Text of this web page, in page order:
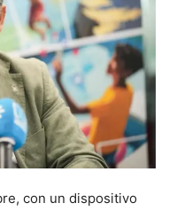
con un dispositivo